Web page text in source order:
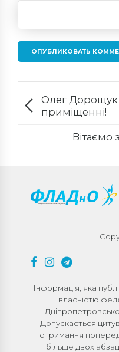
ОПУБЛИКОВАТЬ
Олег Дорощук
приміщенні!
Інформація, яка
власністю
Допускається
отримання
більше двох